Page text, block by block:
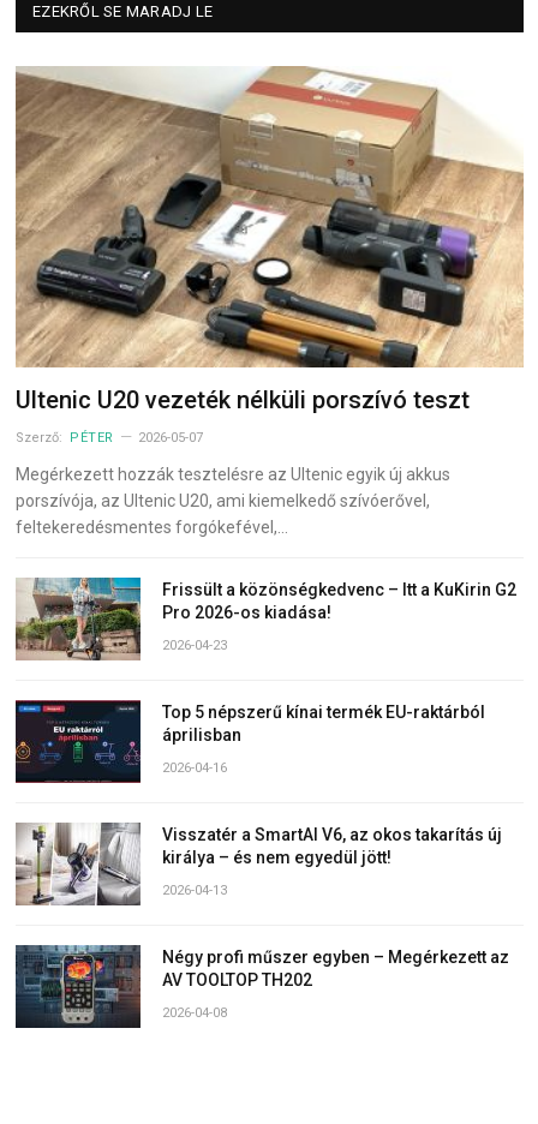
EZEKRŐL SE MARADJ LE
Ultenic U20 vezeték nélküli porszívó teszt
Szerző: PÉTER 2026-05-07
Megérkezett hozzák tesztelésre az Ultenic egyik új akkus
porszívója, az Ultenic U20, ami kiemelkedő szívóerővel,
feltekeredésmentes forgókefével,…
Frissült a közönségkedvenc – Itt a KuKirin G2
Pro 2026-os kiadása!
2026-04-23
Top 5 népszerű kínai termék EU-raktárból
áprilisban
2026-04-16
Visszatér a SmartAI V6, az okos takarítás új
királya – és nem egyedül jött!
2026-04-13
Négy profi műszer egyben – Megérkezett az
AV TOOLTOP TH202
2026-04-08